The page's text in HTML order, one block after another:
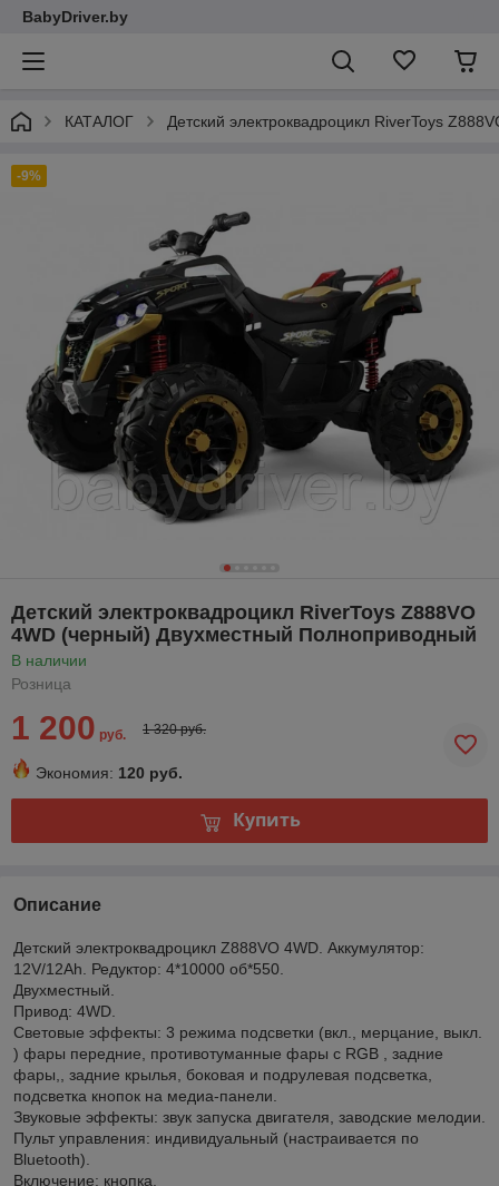
BabyDriver.by
КАТАЛОГ Детский электроквадроцикл RiverToys
-9%
Детский электроквадроцикл RiverToys Z888VO
4WD (черный) Двухместный Полноприводный
В наличии
Розница
1 200 руб. 1 320 руб.
Экономия: 120 руб.
Купить
Описание
Детский электроквадроцикл Z888VO 4WD. Аккумулятор:
12V/12Ah. Редуктор: 4*10000 об*550.
Двухместный.
Привод: 4WD.
Световые эффекты: 3 режима подсветки (вкл., мерцание, выкл.
) фары передние, противотуманные фары с RGB , задние
фары,, задние крылья, боковая и подрулевая подсветка,
подсветка кнопок на медиа-панели.
Звуковые эффекты: звук запуска двигателя, заводские мелодии.
Пульт управления: индивидуальный (настраивается по
Bluetooth).
Включение: кнопка.